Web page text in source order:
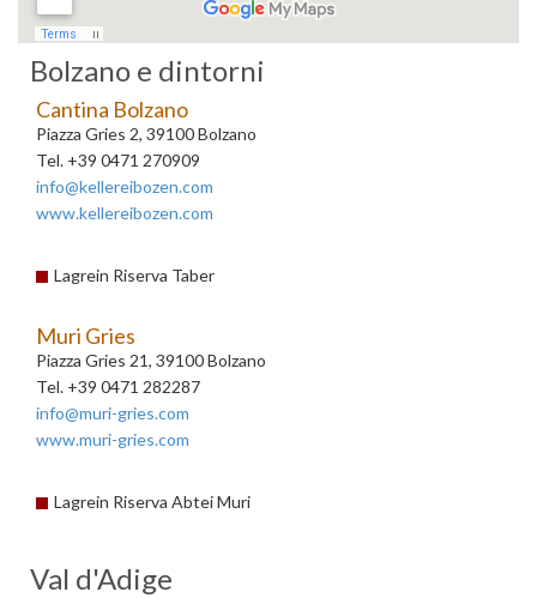
Bolzano e dintorni
Cantina Bolzano
Piazza Gries 2, 39100 Bolzano
Tel. +39 0471 270909
info@kellereibozen.com
www.kellereibozen.com
Lagrein Riserva Taber
Muri Gries
Piazza Gries 21, 39100 Bolzano
Tel. +39 0471 282287
info@muri-gries.com
www.muri-gries.com
Lagrein Riserva Abtei Muri
Val d'Adige